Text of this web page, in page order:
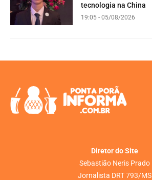
tecnologia na China
19:05 - 05/08/2026
Diretor do Site
Sebastião Neris Prado
Jornalista DRT 793/MS